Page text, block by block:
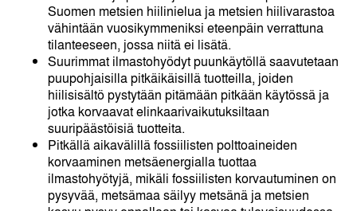
Suomen metsien hiilinielua ja metsien hiilivarastoa
vähintään vuosikymmeniksi eteenpäin verrattuna
tilanteeseen, jossa niitä ei lisätä.
Suurimmat ilmastohyödyt puunkäytöllä saavutetaan
puupohjaisilla pitkäikäisillä tuotteilla, joiden
hiilisisältö pystytään pitämään pitkään käytössä ja
jotka korvaavat elinkaarivaikutuksiltaan
suuripäästöisiä tuotteita.
Pitkällä aikavälillä fossiilisten polttoaineiden
korvaaminen metsäenergialla tuottaa
ilmastohyötyjä, mikäli fossiilisten korvautuminen on
pysyvää, metsämaa säilyy metsänä ja metsien